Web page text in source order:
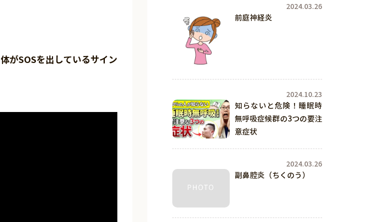
体がSOSを出しているサイン
2024.03.26
前庭神経炎
2024.10.23
知らないと危険！睡眠時
無呼吸症候群の3つの要注
意症状
2024.03.26
副鼻腔炎（ちくのう）